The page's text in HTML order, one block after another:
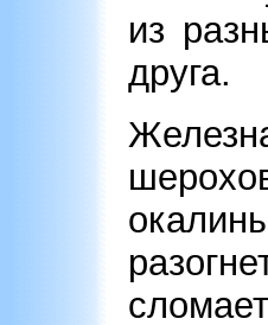
из
друга.